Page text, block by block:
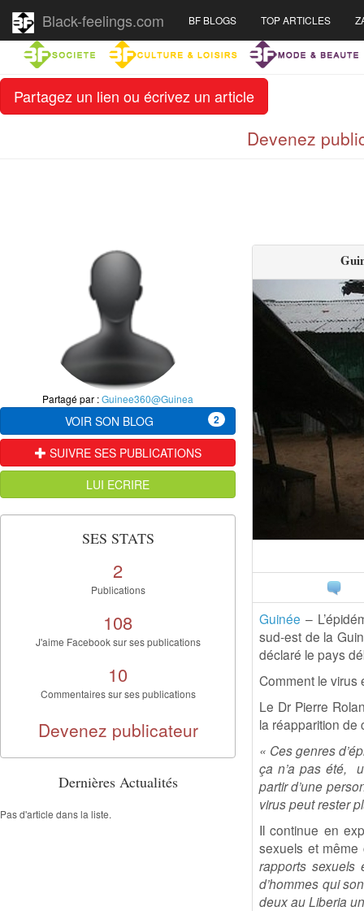
Partagez un lien ou écrivez un article
Black-feelings.com BF BLOGS TOP ARTICLES
Devenez
Guinée –
sud-est de la
déclaré le pays
Comment le virus
Le Dr Pierre
la réapparition
« Ces genres
ça n’a pas été,
partir d’une
virus peut rester
Il continue en
sexuels et
rapports
d’hommes qui
deux au Liberia
Partagé par :Guinee360@Guinea
VOIR SON BLOG 2
SUIVRE SES PUBLICATIONS
LUI ECRIRE
SES STATS
2
Publications
108
J'aime Facebook sur ses publications
10
Commentaires sur ses publications
Devenez publicateur
Dernières Actualités
Pas d'article dans la liste.